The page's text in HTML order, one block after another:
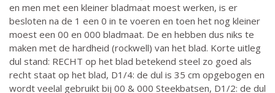
en men met een kleiner bladmaat moest werken, is er
besloten na de 1 een 0 in te voeren en toen het nog kleiner
moest een 00 en 000 bladmaat. De en hebben dus niks te
maken met de hardheid (rockwell) van het blad. Korte uitleg
dul stand: RECHT op het blad betekend steel zo goed als
recht staat op het blad, D1/4: de dul is 35 cm opgebogen en
wordt veelal gebruikt bij 00 & 000 Steekbatsen, D1/2: de dul